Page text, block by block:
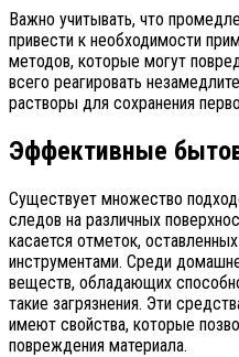
Важно учитывать, что
привести к необходимости
методов, которые могут
всего реагировать
растворы для сохранения
Эффективные
Существует множество
следов на различных
касается отметок,
инструментами. Среди
веществ, обладающих
такие загрязнения. Эти
имеют свойства, которые
повреждения материала.